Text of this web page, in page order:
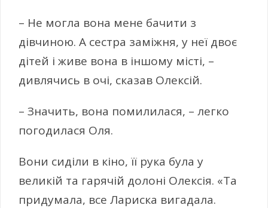
– Не могла вона мене бачити з
дівчиною. А сестра заміжня, у неї двоє
дітей і живе вона в іншому місті, –
дивлячись в очі, сказав Олексій.
– Значить, вона помилилася, – легко
погодилася Оля.
Вони сиділи в кіно, її рука була у
великій та гарячій долоні Олексія. «Та
придумала, все Лариска вигадала.